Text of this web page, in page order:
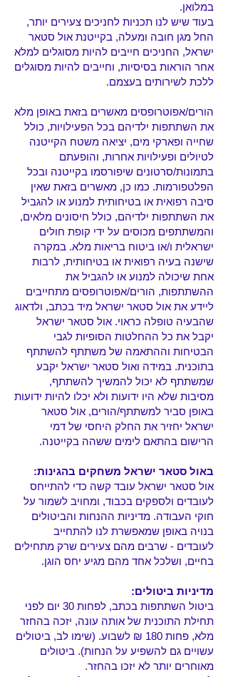
במלואן.
בעוד שיש לנו תכניות לחניכים צעירים יותר,
החל מגן חובה ומעלה, בקייטנת אול סטאר
ישראל, החניכים חייבים להיות מסוגלים למלא
אחר הוראות בסיסיות, וחייבים להיות מסוגלים
ללכת לשירותים בעצמם.
הורים/אפוטרופסים מאשרים בזאת באופן מלא
את השתתפות ילדיהם בכל הפעילויות, כולל
שחייה ופארקי מים, יציאה משטח הקייטנה
לטיולים ופעילויות אחרות, והופעתם
בתמונות/סרטונים שיפורסמו בקייטנה ובכל
הפלטפורמות. כמו כן, מאשרים בזאת שאין
סיבה רפואית או בטיחותית למנוע או להגביל
את השתתפות ילדיהם, כולל חיסונים מלאים,
והמשתתפים מכוסים על ידי קופת חולים
ישראלית ו/או ביטוח בריאות מלא. במקרה
שישנה בעיה רפואית או בטיחותית, לרבות
אחת שיכולה למנוע או להגביל את
ההשתתפות, הורים/אפוטרופסים מתחייבים
ליידע את אול סטאר ישראל מיד בכתב, ולדאוג
שהבעיה טופלה כראוי. אול סטאר ישראל
יקבל את כל ההחלטות הסופיות לגבי
הבטיחות וההתאמה של משתתף להשתתף
בתוכנית. במידה ואול סטאר ישראל יקבע
שמשתתף לא יכול להמשיך להשתתף,
מסיבות שלא היו ידועות ולא יכלו להיות ידועות
באופן סביר למשתתף/הורים, אול סטאר
ישראל יחזיר את החלק היחסי של דמי
הרישום בהתאם לימים ששהה בקייטנה.
באול סטאר ישראל משחקים בהגינות:
אול סטאר ישראל עובד קשה כדי להתייחס
לעובדים ולספקים בכבוד, ומחויב לשמור על
חוקי העבודה. מדיניות ההנחות והביטולים
בנויה באופן שמאפשרת לנו להתחייב
לעובדים - שרבים מהם צעירים שרק מתחילים
בחיים, ושלכל אחד מהם מגיע יחס הוגן.
מדיניות ביטולים:
ביטול השתתפות בכתב, לפחות 30 יום לפני
תחילת התוכנית של אותה עונה, יזכה בהחזר
מלא, פחות 180 ₪ לשבוע. (שימו לב, ביטולים
עשויים גם להשפיע על הנחות). ביטולים
מאוחרים יותר לא יזכו בהחזר.